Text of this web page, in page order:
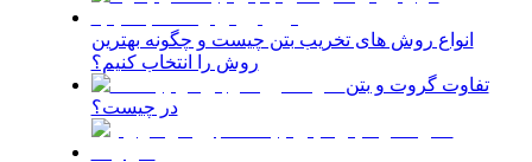
انواع روش های تخریب بتن چیست و چگونه بهترین
روش را انتخاب کنیم؟
تفاوت گروت و بتن
در چیست؟